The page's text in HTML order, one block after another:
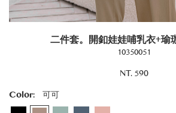
二件套。開釦娃娃哺乳衣+瑜
10350051
NT. 590
Color:
可可